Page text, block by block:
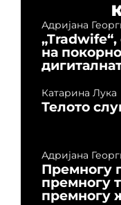
Адријана
„Tradwife“,
на
Катарина Лука
Телото
Адријана
Премногу
премногу
премногу